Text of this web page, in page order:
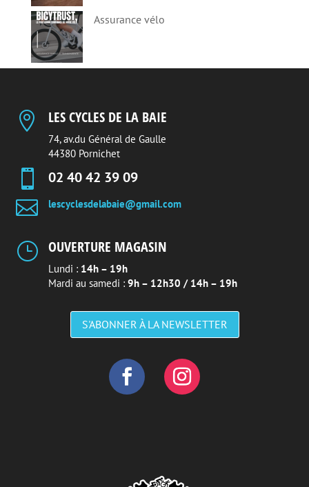
Assurance vélo
 LES CYCLES DE LA BAIE
74, av.du Général de Gaulle
44380 Pornichet
 02 40 42 39 09
 lescyclesdelabaie@gmail.com
} OUVERTURE MAGASIN
Lundi : 14h – 19h
Mardi au samedi : 9h – 12h30 / 14h – 19h
S'ABONNER À LA NEWSLETTER